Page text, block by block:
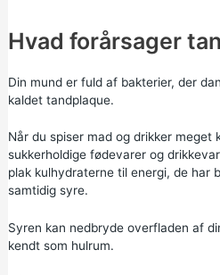
Hvad forårsager
Din mund er fuld af bakterier, der
kaldet tandplaque.
Når du spiser mad og drikker meget
sukkerholdige fødevarer og
plak kulhydraterne til energi, de har
samtidig syre.
Syren kan nedbryde overfladen af
kendt som hulrum.